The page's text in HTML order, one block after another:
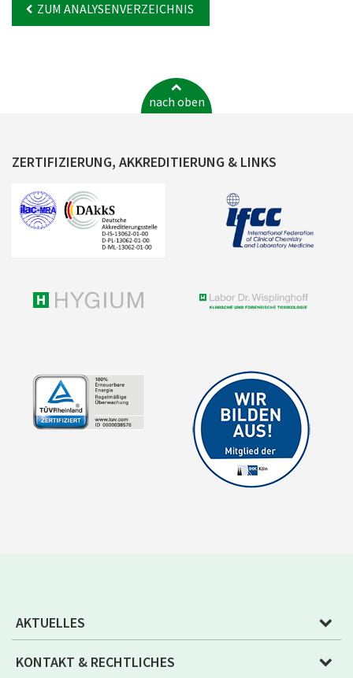
ZUM ANALYSENVERZEICHNIS
nach oben
ZERTIFIZIERUNG, AKKREDITIERUNG & LINKS
AKTUELLES
KONTAKT & RECHTLICHES